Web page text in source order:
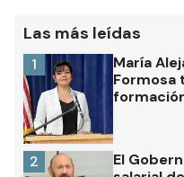
Las más leídas
María
Formosa
1
El
2